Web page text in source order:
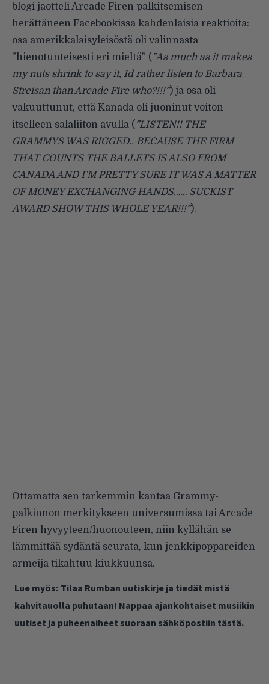
blogi jaotteli Arcade Firen palkitsemisen
herättäneen Facebookissa kahdenlaisia reaktioita:
osa amerikkalaisyleisöstä oli valinnasta
”hienotunteisesti eri mieltä” ( ”As much as it makes
my nuts shrink to say it, Id rather listen to Barbara
Streisan than Arcade Fire who?!!!”) ja osa oli
vakuuttunut, että Kanada oli juoninut voiton
itselleen salaliiton avulla ( ”LISTEN!! THE
GRAMMYS WAS RIGGED.. BECAUSE THE FIRM
THAT COUNTS THE BALLETS IS ALSO FROM
CANADA AND I’M PRETTY SURE IT WAS A MATTER
OF MONEY EXCHANGING HANDS…… SUCKIST
AWARD SHOW THIS WHOLE YEAR!!!”).
Ottamatta sen tarkemmin kantaa Grammy-
palkinnon merkitykseen universumissa tai Arcade
Firen hyvyyteen/huonouteen, niin kyllähän se
lämmittää sydäntä seurata, kun jenkkipoppareiden
armeija tikahtuu kiukkuunsa.
Lue myös: Tilaa Rumban uutiskirje ja tiedät mistä
kahvitauolla puhutaan! Nappaa ajankohtaiset musiikin
uutiset ja puheenaiheet suoraan sähköpostiin tästä.